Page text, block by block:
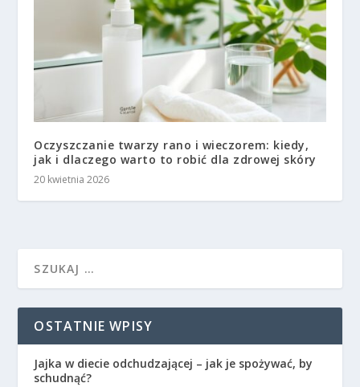
Oczyszczanie twarzy rano i wieczorem: kiedy,
jak i dlaczego warto to robić dla zdrowej skóry
20 kwietnia 2026
OSTATNIE WPISY
Jajka w diecie odchudzającej – jak je spożywać, by
schudnąć?